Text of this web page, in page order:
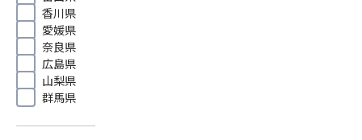
香川県
愛媛県
奈良県
広島県
山梨県
群馬県